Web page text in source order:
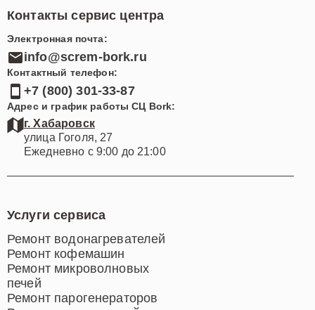
Контакты сервис центра
Электронная почта:
info@screm-bork.ru
Контактный телефон:
+7 (800) 301-33-87
Адрес и график работы СЦ Bork:
г. Хабаровск
улица Гоголя, 27
Ежедневно с 9:00 до 21:00
Услуги сервиса
Ремонт водонагревателей
Ремонт кофемашин
Ремонт микроволновых
печей
Ремонт парогенераторов